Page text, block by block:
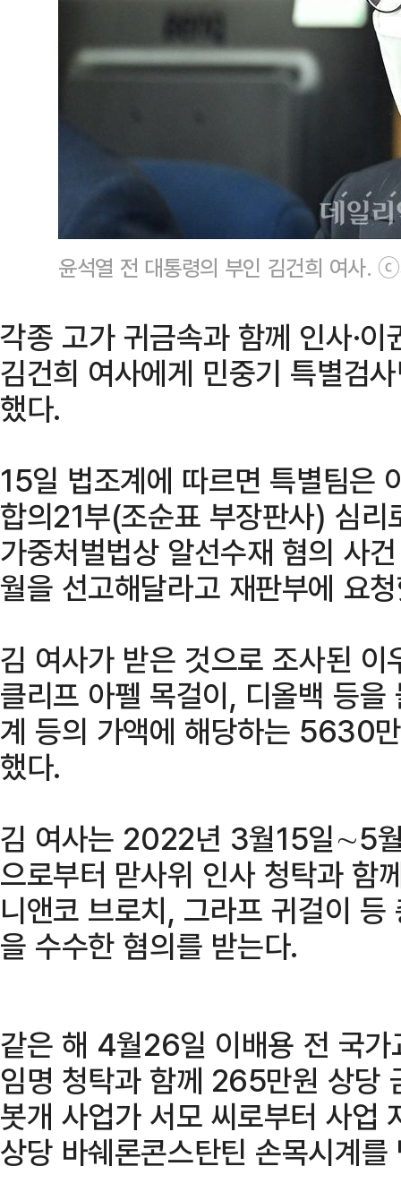
윤석열 전 대통령의 부인 김건희 여사.
각종 고가 귀금속과 함께 인사·
김건희 여사에게 민중기 특별검
했다.
15일 법조계에 따르면 특별팀은
합의21부(조순표 부장판사) 심
가중처벌법상 알선수재 혐의 사
월을 선고해달라고 재판부에 요
김 여사가 받은 것으로 조사된
클리프 아펠 목걸이, 디올백 등
계 등의 가액에 해당하는 5630
했다.
김 여사는 2022년 3월15일∼5
으로부터 맏사위 인사 청탁과 함
니앤코 브로치, 그라프 귀걸이
을 수수한 혐의를 받는다.
같은 해 4월26일 이배용 전 국가
임명 청탁과 함께 265만원 상당
봇개 사업가 서모 씨로부터 사
상당 바쉐론콘스탄틴 손목시계